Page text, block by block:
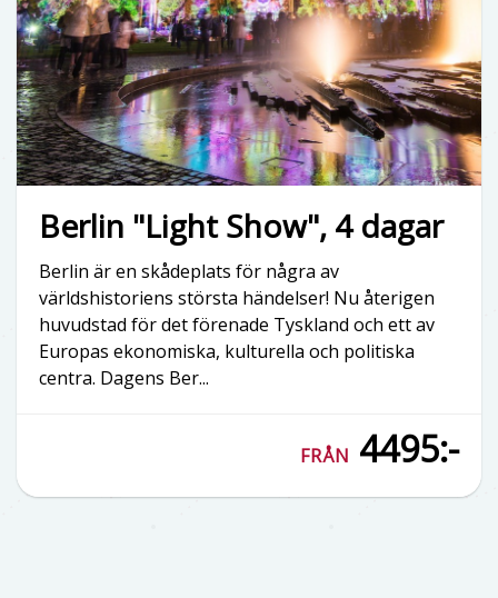
Berlin "Light Show", 4 dagar
Berlin är en skådeplats för några av
världshistoriens största händelser! Nu återigen
huvudstad för det förenade Tyskland och ett av
Europas ekonomiska, kulturella och politiska
centra. Dagens Ber...
FRÅN 4495:-